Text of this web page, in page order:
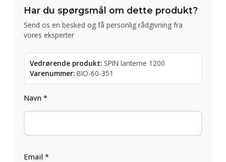
Har du spørgsmål om dette produkt?
Send os en besked og få personlig rådgivning fra
vores eksperter
Vedrørende produkt: SPIN lanterne 1200
Varenummer: BIO-60-351
Navn *
Email *